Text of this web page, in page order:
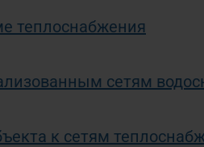
теплоснабжения
сетям
к сетям